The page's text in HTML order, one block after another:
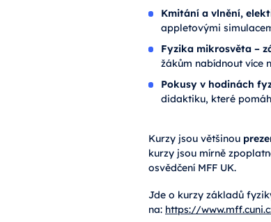
Kmitání a vlnění,
appletovými
Fyzika mikrosvěta –
žákům nabídnout více
Pokusy v hodinách
didaktiku, které
Kurzy jsou většinou
kurzy jsou mírně
osvědčení MFF UK.
Jde o kurzy základů
na: https://